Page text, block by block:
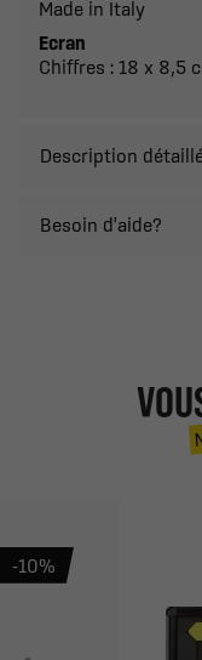
Made in Italy
Ecran
Chiffres : 18 x 8,5
Description
Besoin d'aide?
-10%